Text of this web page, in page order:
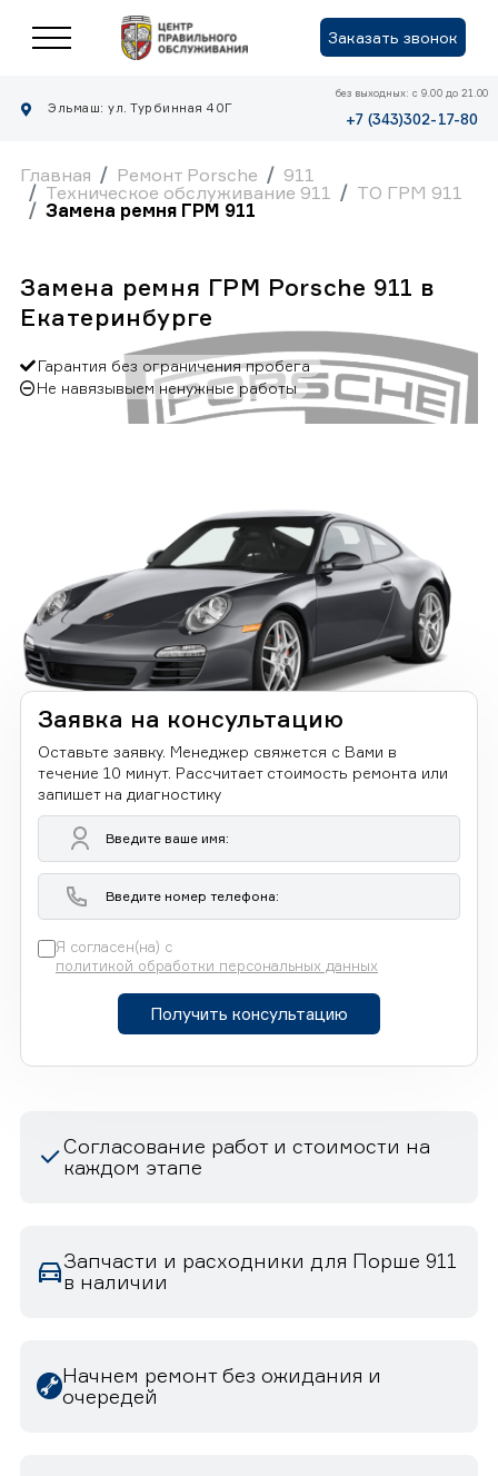
Заказать звонок
Эльмаш: ул. Турбинная 40Г
без выходных: с 9.00 до 21.00
+7 (343)302-17-80
Главная Ремонт Porsche
911
Техническое обслуживание 911
ТО ГРМ 911
Замена ремня ГРМ 911
Замена ремня ГРМ Porsche 911 в
Екатеринбурге
Гарантия без ограничения пробега
Не навязывыем ненужные работы
Заявка на консультацию
Оставьте заявку. Менеджер свяжется с Вами в
течение 10 минут. Рассчитает стоимость ремонта или
запишет на диагностику
Я согласен(на) с
политикой обработки персональных данных
Получить консультацию
Согласование работ и стоимости на
каждом этапе
Запчасти и расходники для Порше 911
в наличии
Начнем ремонт без ожидания и
очередей